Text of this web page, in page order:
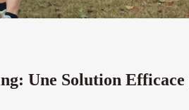
Une Solution Efficace